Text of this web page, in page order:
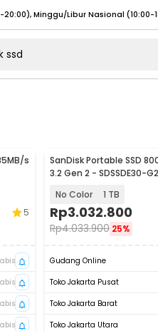
- 20:00), Sabtu - Minggu (08:00 -
Minggu/Libur Nasional (12:00-
Minggu/Libur Nasional
Sabtu - Minggu/ Libur Nasional
Sabtu - Minggu/ Libur Nasional
s
5
SanDisk Portable SSD
3.2 Gen 2 - SDSSDE30-
No Color
1 TB
Rp3.032.800
Rp4.033.900 25%
Gudang Online
Toko Jakarta Pusat
Toko Jakarta Barat
Toko Jakarta Utara